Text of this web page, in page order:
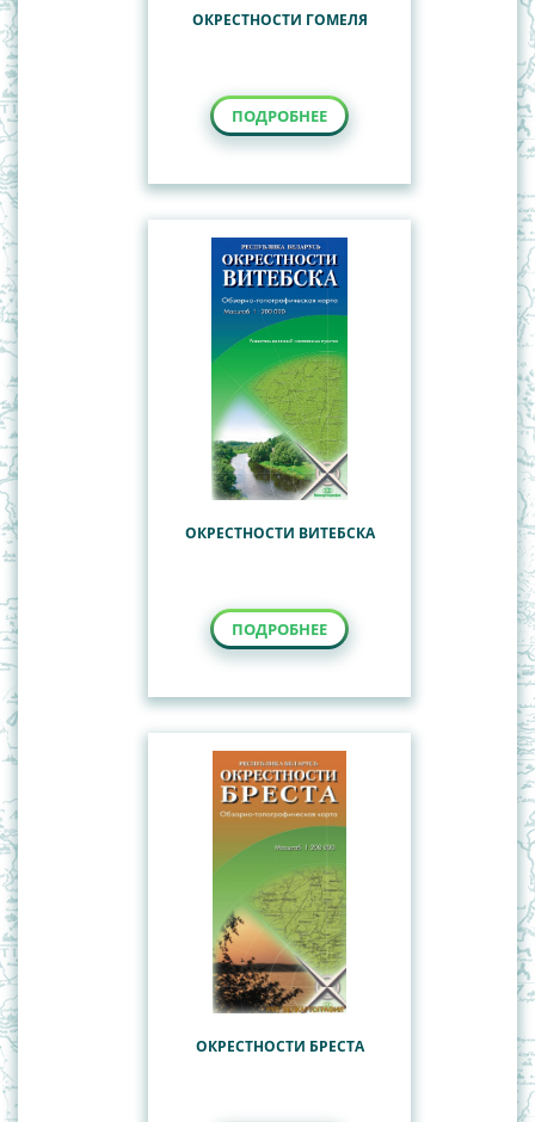
ОКРЕСТНОСТИ ГОМЕЛЯ
ПОДРОБНЕЕ
ОКРЕСТНОСТИ ВИТЕБСКА
ПОДРОБНЕЕ
ОКРЕСТНОСТИ БРЕСТА